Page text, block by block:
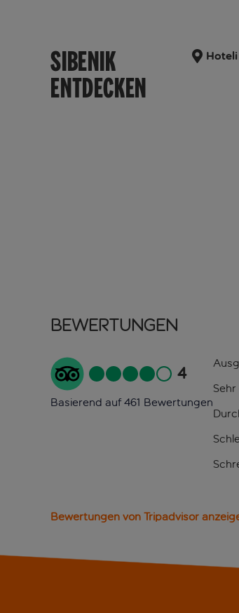
SIBENIK
ENTDECKEN
Bewertungen
4
Basierend auf 461 Bewertungen
Bewertungen von Tripadvisor